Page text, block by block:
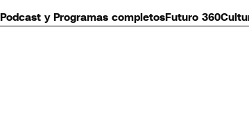
Podcast y Programas completosFuturo 360